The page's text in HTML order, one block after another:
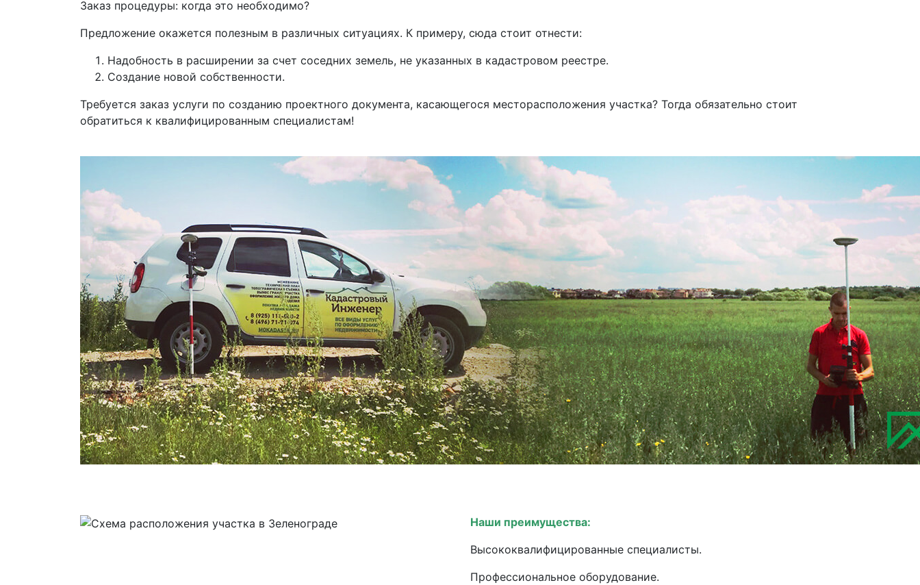
Заказ процедуры: когда это необходимо?
Предложение окажется полезным в различных ситуациях. К примеру, сюда стоит отнести:
Надобность в расширении за счет соседних земель, не указанных в кадастровом реестре.
Создание новой собственности.
Требуется заказ услуги по созданию проектного документа, касающегося месторасположения участка? Тогда обязательно стоит
обратиться к квалифицированным специалистам!
Наши преимущества:
Высококвалифицированные специалисты.
Профессиональное оборудование.